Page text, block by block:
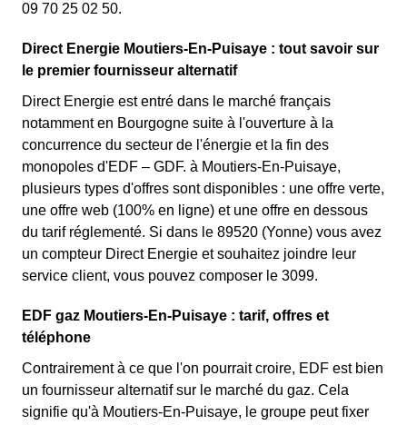
09 70 25 02 50.
Direct Energie Moutiers-En-Puisaye : tout savoir sur
le premier fournisseur alternatif
Direct Energie est entré dans le marché français
notamment en Bourgogne suite à l'ouverture à la
concurrence du secteur de l'énergie et la fin des
monopoles d'EDF – GDF. à Moutiers-En-Puisaye,
plusieurs types d'offres sont disponibles : une offre verte,
une offre web (100% en ligne) et une offre en dessous
du tarif réglementé. Si dans le 89520 (Yonne) vous avez
un compteur Direct Energie et souhaitez joindre leur
service client, vous pouvez composer le 3099.
EDF gaz Moutiers-En-Puisaye : tarif, offres et
téléphone
Contrairement à ce que l'on pourrait croire, EDF est bien
un fournisseur alternatif sur le marché du gaz. Cela
signifie qu'à Moutiers-En-Puisaye, le groupe peut fixer